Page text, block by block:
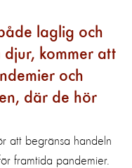
laglig och
kommer att
och
där de hör
att begränsa handeln
framtida pandemier.